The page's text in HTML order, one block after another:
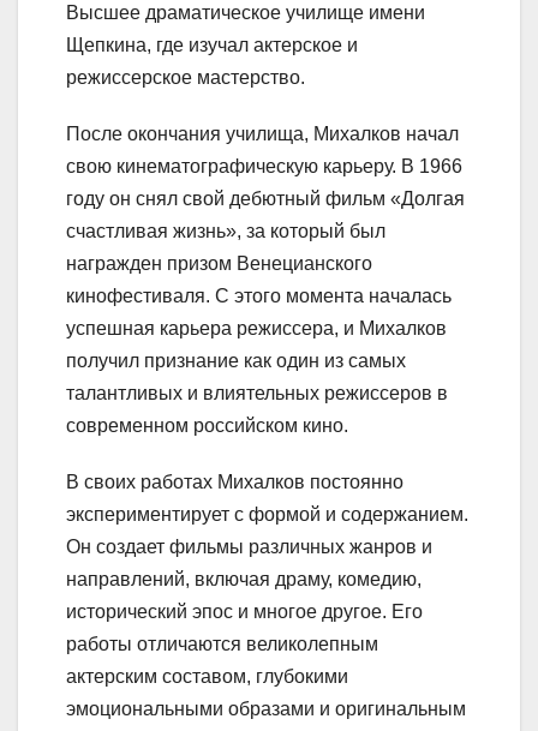
Высшее драматическое училище имени
Щепкина, где изучал актерское и
режиссерское мастерство.
После окончания училища, Михалков начал
свою кинематографическую карьеру. В 1966
году он снял свой дебютный фильм «Долгая
счастливая жизнь», за который был
награжден призом Венецианского
кинофестиваля. С этого момента началась
успешная карьера режиссера, и Михалков
получил признание как один из самых
талантливых и влиятельных режиссеров в
современном российском кино.
В своих работах Михалков постоянно
экспериментирует с формой и содержанием.
Он создает фильмы различных жанров и
направлений, включая драму, комедию,
исторический эпос и многое другое. Его
работы отличаются великолепным
актерским составом, глубокими
эмоциональными образами и оригинальным